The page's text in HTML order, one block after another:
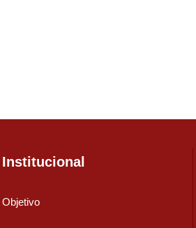
Institucional
Objetivo